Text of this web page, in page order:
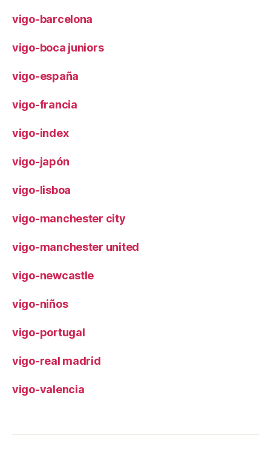
vigo-barcelona
vigo-boca juniors
vigo-españa
vigo-francia
vigo-index
vigo-japón
vigo-lisboa
vigo-manchester city
vigo-manchester united
vigo-newcastle
vigo-niños
vigo-portugal
vigo-real madrid
vigo-valencia